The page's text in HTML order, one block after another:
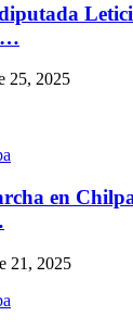
25, 2025
en
21, 2025